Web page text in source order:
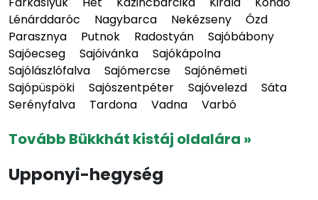
Lénárddaróc
Nagybarca Nekézseny
Ózd
Parasznya
Putnok Radostyán
Sajóbábony
Sajóecseg
Sajóivánka
Sajókápolna
Sajólászlófalva
Sajómercse
Sajónémeti
Sajópüspöki
Sajószentpéter Sajóvelezd
Sáta
Serényfalva
Tardona Vadna Varbó
Tovább Bükkhát kistáj oldalára »
Upponyi-hegység